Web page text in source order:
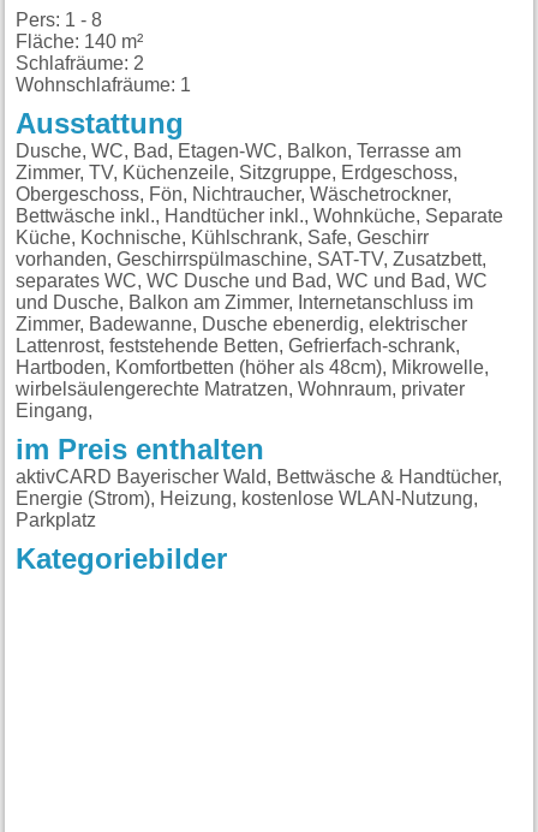
Pers: 1 - 8
Fläche: 140 m²
Schlafräume: 2
Wohnschlafräume: 1
Ausstattung
Dusche, WC, Bad, Etagen-WC, Balkon, Terrasse am Zimmer, TV, Küchenzeile, Sitzgruppe, Erdgeschoss, Obergeschoss, Fön, Nichtraucher, Wäschetrockner, Bettwäsche inkl., Handtücher inkl., Wohnküche, Separate Küche, Kochnische, Kühlschrank, Safe, Geschirr vorhanden, Geschirrspülmaschine, SAT-TV, Zusatzbett, separates WC, WC Dusche und Bad, WC und Bad, WC und Dusche, Balkon am Zimmer, Internetanschluss im Zimmer, Badewanne, Dusche ebenerdig, elektrischer Lattenrost, feststehende Betten, Gefrierfach-schrank, Hartboden, Komfortbetten (höher als 48cm), Mikrowelle, wirbelsäulengerechte Matratzen, Wohnraum, privater Eingang,
im Preis enthalten
aktivCARD Bayerischer Wald, Bettwäsche & Handtücher,
Energie (Strom), Heizung, kostenlose WLAN-Nutzung,
Parkplatz
Kategoriebilder